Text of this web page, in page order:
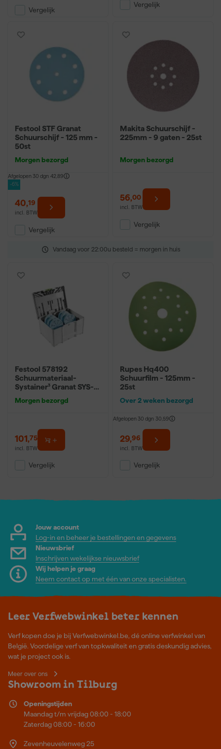
Vandaag voor 22:00u besteld = morgen in huis
Vergelijk
Vergelijk
Festool STF Granat
Schuurschijf - 125 mm -
50st
Morgen bezorgd
Afgelopen 30 dgn 42,89
-6%
40,19
incl. BTW
Vergelijk
Makita Schuurschijf -
225mm - 9 gaten - 25st
Morgen bezorgd
56,00
incl. BTW
Vergelijk
Festool 578192
Schuurmateriaal-
Systainer³ Granat SYS-
systainer
Morgen bezorgd
101,75
incl. BTW
Vergelijk
Rupes Hq400
Schuurfilm - 125mm -
25st
Over 2 weken bezorgd
Afgelopen 30 dgn 30,59
29,96
incl. BTW
Vergelijk
Jouw account
Log-in en beheer je bestellingen en gegevens
Nieuwsbrief
Inschrijven wekelijkse nieuwsbrief
Wij helpen je graag
Neem contact op met één van onze specialisten.
Leer Verfwebwinkel beter kennen
Verf kopen doe je bij Verfwebwinkel.be, dé online verfwinkel van
België. Voordelige verf van topkwaliteit en gratis deskundig advies,
wat je project ook is.
Meer over ons
Showroom in Tilburg
Openingstijden
Maandag t/m vrijdag 08:00 - 18:00
Zaterdag 08:00 - 16:00
Zevenheuvelenweg 25